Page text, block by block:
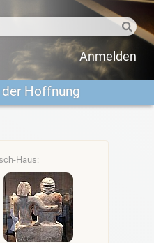
Anmelden
der Hoffnung
Haus: